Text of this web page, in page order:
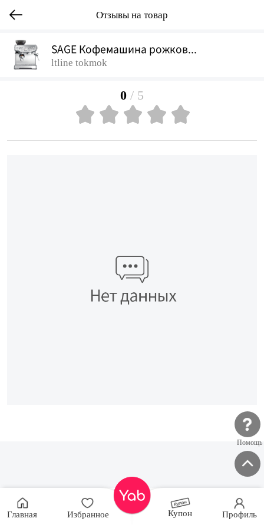
Отзывы на товар
SAGE Кофемашина рожков...
ltline tokmok
0 / 5
Главная Избранное Купон Профиль
Помощь